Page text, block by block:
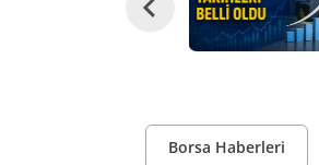
Borsa Haberleri